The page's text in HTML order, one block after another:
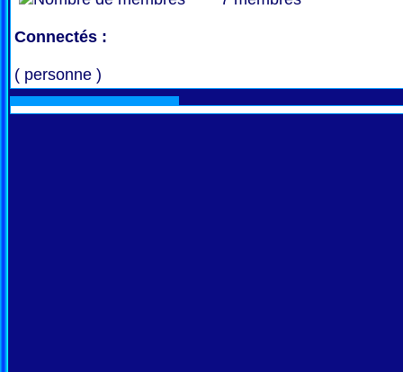
Connectés :
( personne )